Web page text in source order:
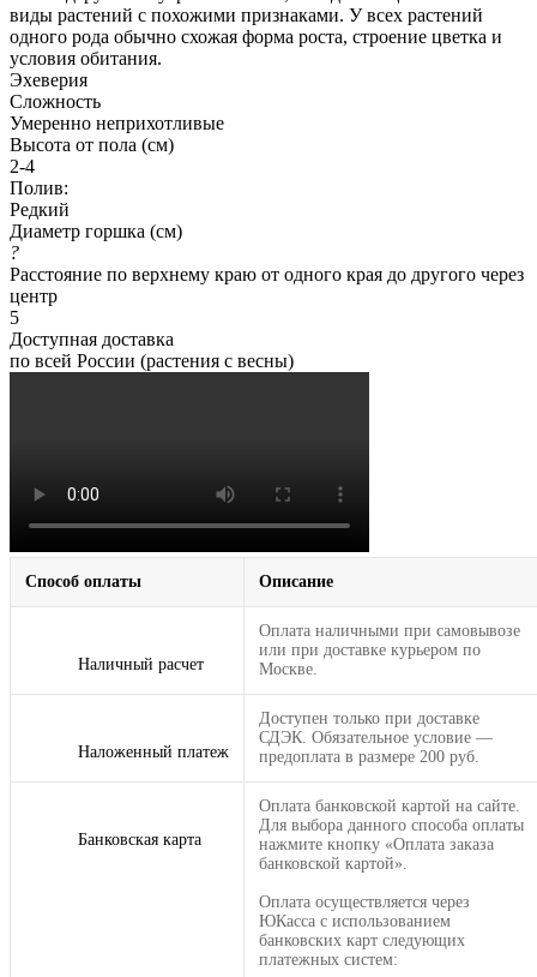
виды растений с похожими признаками. У всех растений
одного рода обычно схожая форма роста, строение цветка и
условия обитания.
Эхеверия
Сложность
Умеренно неприхотливые
Высота от пола (см)
2-4
Полив:
Редкий
Диаметр горшка (см)
?
Расстояние по верхнему краю от одного края до другого через
центр
5
Доступная доставка
по всей России (растения с весны)
Способ оплаты Описание
Наличный расчет
Оплата наличными при самовывозе
или при доставке курьером по
Москве.
Наложенный платеж
Доступен только при доставке
СДЭК. Обязательное условие —
предоплата в размере 200 руб.
Банковская карта
Оплата банковской картой на сайте.
Для выбора данного способа оплаты
нажмите кнопку «Оплата заказа
банковской картой».
Оплата осуществляется через
ЮКасса с использованием
банковских карт следующих
платежных систем: